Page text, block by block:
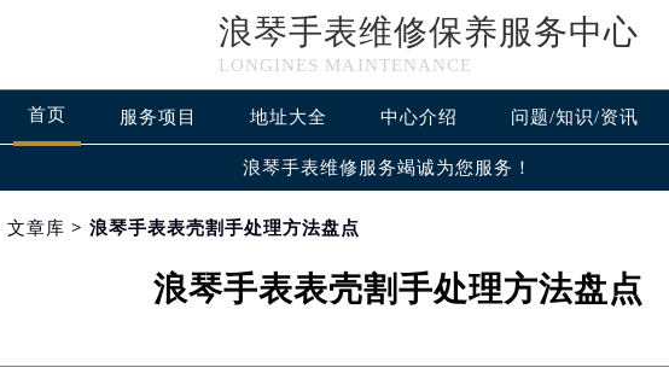
浪琴手表维修保养服务中心
LONGINES MAINTENANCE
首页 服务项目 地址大全 中心介绍 问题/知识/资讯
浪琴手表维修服务竭诚为您服务！
文章库 > 浪琴手表表壳割手处理方法盘点
浪琴手表表壳割手处理方法盘点